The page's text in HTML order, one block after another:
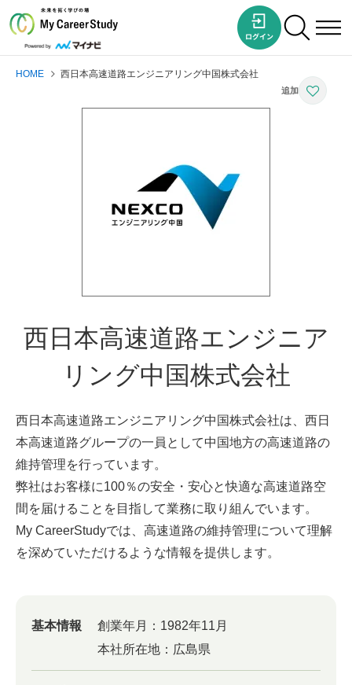
HOME 西日本高速道路エンジニアリング中国株式会社
西日本高速道路エンジニア
リング中国株式会社
西日本高速道路エンジニアリング中国株式会社は、西日
本高速道路グループの一員として中国地方の高速道路の
維持管理を行っています。
弊社はお客様に100％の安全・安心と快適な高速道路空
間を届けることを目指して業務に取り組んでいます。
My CareerStudyでは、高速道路の維持管理について理解
を深めていただけるような情報を提供します。
基本情報 創業年月： 1982年11月
本社所在地： 広島県